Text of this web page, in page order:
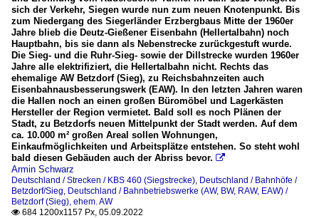
sich der Verkehr, Siegen wurde nun zum neuen Knotenpunkt. Bis
zum Niedergang des Siegerländer Erzbergbaus Mitte der 1960er
Jahre blieb die Deutz-Gießener Eisenbahn (Hellertalbahn) noch
Hauptbahn, bis sie dann als Nebenstrecke zurückgestuft wurde.
Die Sieg- und die Ruhr-Sieg- sowie der Dillstrecke wurden 1960er
Jahre alle elektrifiziert, die Hellertalbahn nicht. Rechts das
ehemalige AW Betzdorf (Sieg), zu Reichsbahnzeiten auch
Eisenbahnausbesserungswerk (EAW). In den letzten Jahren waren
die Hallen noch an einen großen Büromöbel und Lagerkästen
Hersteller der Region vermietet. Bald soll es noch Plänen der
Stadt, zu Betzdorfs neuen Mittelpunkt der Stadt werden. Auf dem
ca. 10.000 m² großen Areal sollen Wohnungen,
Einkaufmöglichkeiten und Arbeitsplätze entstehen. So steht wohl
bald diesen Gebäuden auch der Abriss bevor. 
Armin Schwarz
Deutschland / Strecken / KBS 460 (Siegstrecke) Deutschland / Bahnhöfe /
Betzdorf/Sieg Deutschland / Bahnbetriebswerke (AW, BW, RAW, EAW) /
Betzdorf (Sieg), ehem. AW
 684 1200x1157 Px, 05.09.2022